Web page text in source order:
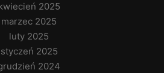
2025
marzec 2025
luty 2025
styczeń 2025
2024